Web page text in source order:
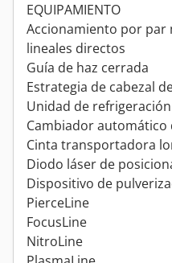
EQUIPAMIENTO
Accionamiento por par
lineales directos
Guía de haz cerrada
Estrategia de cabezal
Unidad de refrigeración
Cambiador
Cinta transportadora
Diodo láser de
Dispositivo de
PierceLine
FocusLine
NitroLine